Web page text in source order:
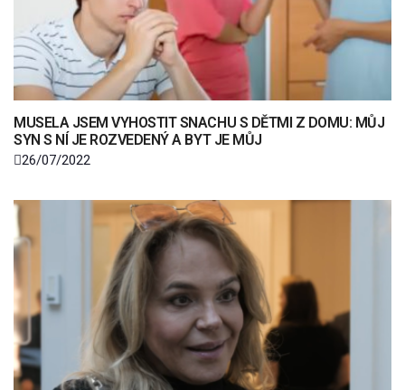
MUSELA JSEM VYHOSTIT SNACHU S DĚTMI Z DOMU: MŮJ
SYN S NÍ JE ROZVEDENÝ A BYT JE MŮJ
26/07/2022